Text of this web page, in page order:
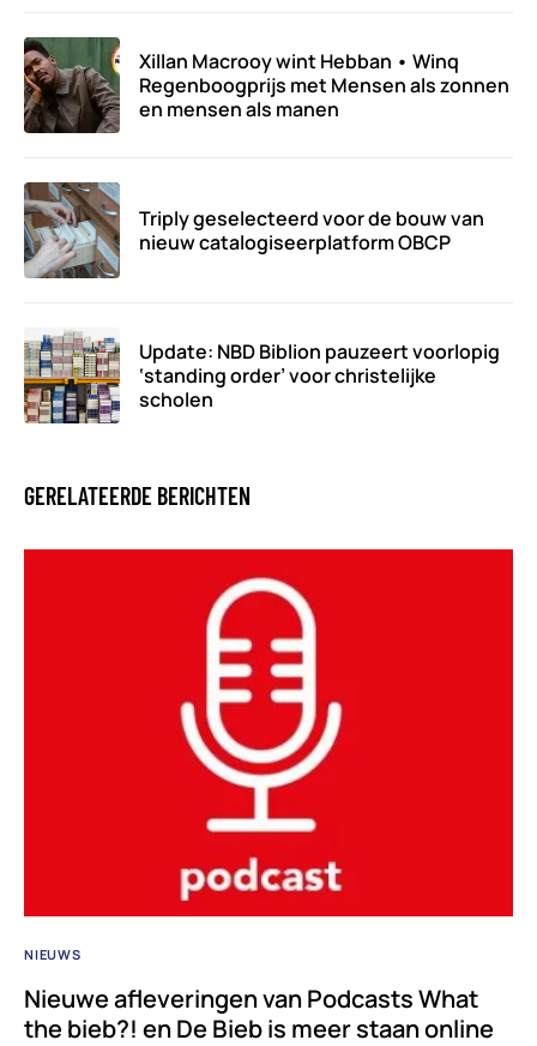
Xillan Macrooy wint Hebban • Winq
Regenboogprijs met Mensen als zonnen
en mensen als manen
Triply geselecteerd voor de bouw van
nieuw catalogiseerplatform OBCP
Update: NBD Biblion pauzeert voorlopig
‘standing order’ voor christelijke
scholen
GERELATEERDE BERICHTEN
NIEUWS
Nieuwe afleveringen van Podcasts What
the bieb?! en De Bieb is meer staan online